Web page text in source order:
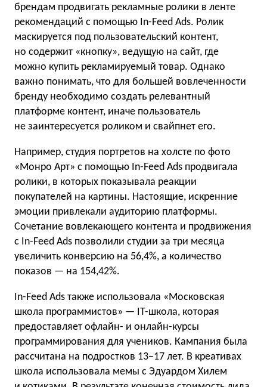
брендам продвигать рекламные ролики в ленте
рекомендаций с помощью In-Feed Ads. Ролик
маскируется под пользовательский контент,
но содержит «кнопку», ведущую на сайт, где
можно купить рекламируемый товар. Однако
важно понимать, что для большей вовлеченности
бренду необходимо создать релевантный
платформе контент, иначе пользователь
не заинтересуется роликом и свайпнет его.
Например, студия портретов на холсте по фото
«Монро Арт» с помощью In-Feed Ads продвигала
ролики, в которых показывала реакции
покупателей на картины. Настоящие, искренние
эмоции привлекали аудиторию платформы.
Сочетание вовлекающего контента и продвижения
с In-Feed Ads позволили студии за три месяца
увеличить конверсию на 56,4%, а количество
показов — на 154,42%.
In-Feed Ads также использовала «Московская
школа программистов» — IT-школа, которая
предоставляет офлайн- и онлайн-курсы
программирования для учеников. Кампания была
рассчитана на подростков 13−17 лет. В креативах
школа использовала мемы с Эдуардом Хилем